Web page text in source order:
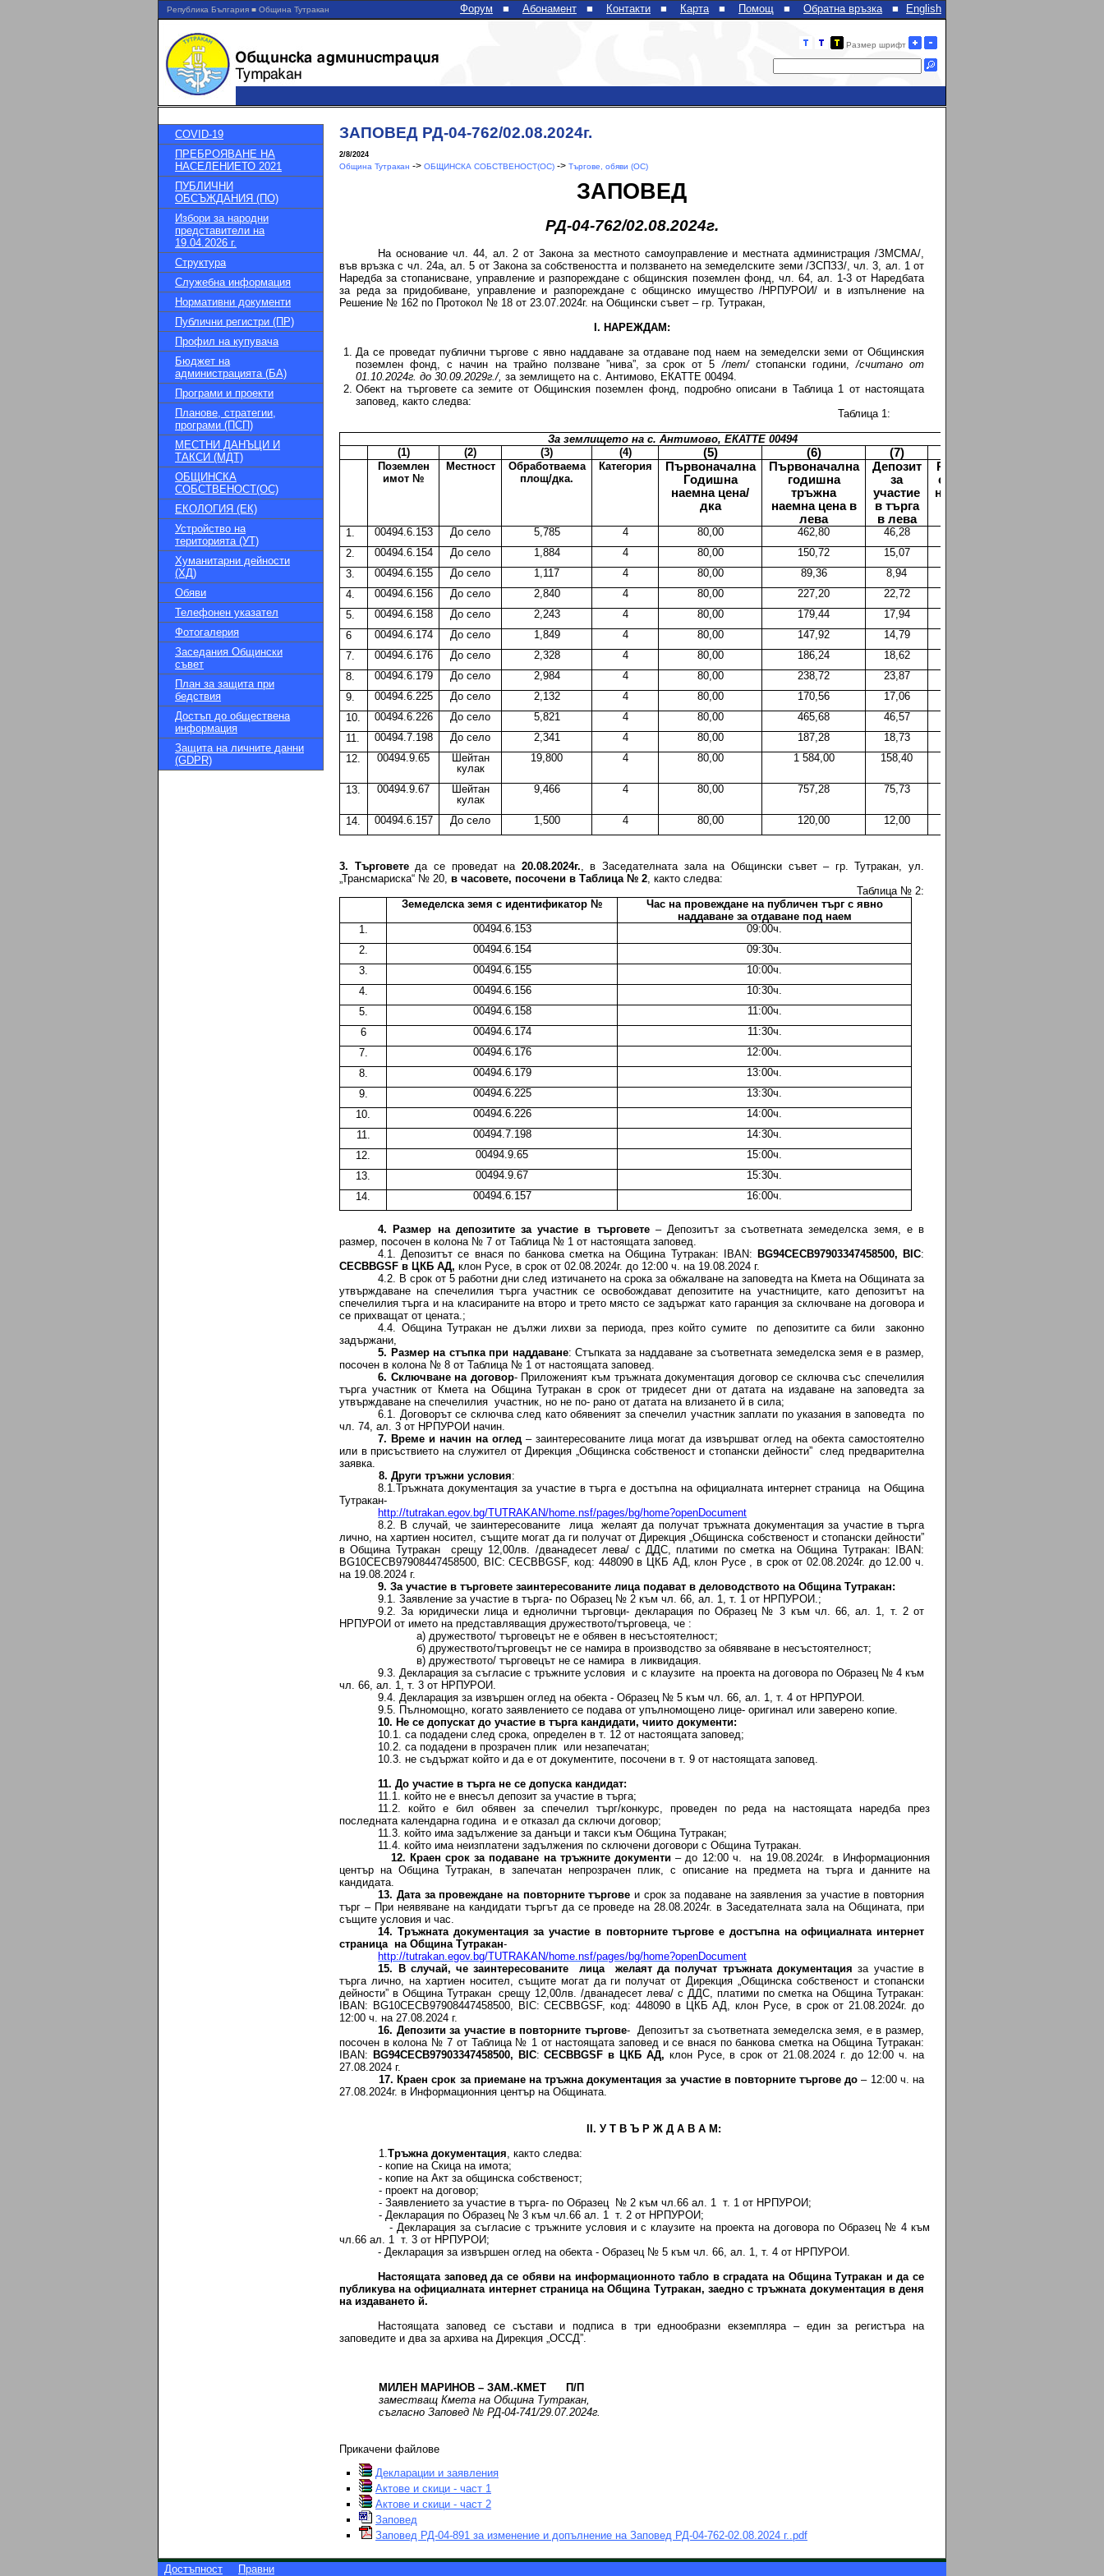
Република България ■ Община Тутракан English
Форум ■ Абонамент ■ Контакти ■ Карта ■ Помощ ■ Обратна връзка ■
Размер шрифт
COVID-19
ПРЕБРОЯВАНЕ НА
НАСЕЛЕНИЕТО 2021
ПУБЛИЧНИ
ОБСЪЖДАНИЯ (ПО)
Избори за народни
представители на
19.04.2026 г.
Структура
Служебна информация
Нормативни документи
Публични регистри (ПР)
Профил на купувача
Бюджет на
администрацията (БА)
Програми и проекти
Планове, стратегии,
програми (ПСП)
МЕСТНИ ДАНЪЦИ И
ТАКСИ (МДТ)
ОБЩИНСКА
СОБСТВЕНОСТ(ОС)
ЕКОЛОГИЯ (ЕК)
Устройство на
територията (УТ)
Хуманитарни дейности
(ХД)
Обяви
Телефонен указател
Фотогалерия
Заседания Общински
съвет
План за защита при
бедствия
Достъп до обществена
информация
Защита на личните данни
(GDPR)
ЗАПОВЕД РД-04-762/02.08.2024г.
2/8/2024
Община Тутракан -> ОБЩИНСКА СОБСТВЕНОСТ(ОС) -> Търгове, обяви (ОС)
ЗАПОВЕД
РД-04-762/02.08.2024г.
На основание чл. 44, ал. 2 от Закона за местното самоуправление и местната администрация /ЗМСМА/,
във връзка с чл. 24а, ал. 5 от Закона за собствеността и ползването на земеделските земи /ЗСПЗЗ/, чл. 3, ал. 1 от
Наредба за стопанисване, управление и разпореждане с общинския поземлен фонд, чл. 64, ал. 1-3 от Наредбата
за реда за придобиване, управление и разпореждане с общинско имущество /НРПУРОИ/ и в изпълнение на
Решение № 162 по Протокол № 18 от 23.07.2024г. на Общински съвет – гр. Тутракан,
I. НАРЕЖДАМ:
Да се проведат публични търгове с явно наддаване за отдаване под наем на земеделски земи от Общинския
поземлен фонд, с начин на трайно ползване ”нива”, за срок от 5/пет/стопански години,/считано от
01.10.2024г. до 30.09.2029г./, за землището на с. Антимово, ЕКАТТЕ 00494.
Обект на търговете са земите от Общинския поземлен фонд, подробно описани в Таблица 1 от настоящата
заповед, както следва:
Таблица 1:
За землището на с. Антимово, ЕКАТТЕ 00494
(1)
(2) (3) (4) (5) (6) (7)
Поземлен
имот №
Местност
Обработваема
площ/дка.
Категория
Първоначална
Годишна
наемна цена/
дка
Първоначална
годишна
тръжна
наемна цена в
лева
Депозит
за
участие
в търга
в лева
Размер на
стъпка за
наддаване
1. 00494.6.153 До село 5,785 4 80,00 462,80 46,28
2.
00494.6.154 До село 1,884 4 80,00 150,72 15,07
3.
00494.6.155 До село 1,117 4 80,00 89,36 8,94
4.
00494.6.156 До село 2,840 4 80,00 227,20 22,72
5.
00494.6.158 До село 2,243 4 80,00 179,44 17,94
6
00494.6.174 До село 1,849 4 80,00 147,92 14,79
7.
00494.6.176 До село 2,328 4 80,00 186,24 18,62
8.
00494.6.179 До село 2,984 4 80,00 238,72 23,87
9.
00494.6.225 До село 2,132 4 80,00 170,56 17,06
10.
00494.6.226 До село 5,821 4 80,00 465,68 46,57
11.
00494.7.198 До село 2,341 4 80,00 187,28 18,73
12.
00494.9.65
Шейтан
кулак
19,800 4 80,00 1 584,00 158,40
13. 00494.9.67
Шейтан
кулак
9,466 4 80,00 757,28 75,73
14. 00494.6.157 До село 1,500 4 80,00 120,00 12,00
3. Търговетеда се проведат на20.08.2024г., в Заседателната зала на Общински съвет – гр. Тутракан, ул.
„Трансмариска“ № 20, в часовете, посочени в Таблица № 2, както следва:
Таблица № 2:
Земеделска земя с идентификатор №
Час на провеждане на публичен търг с явно
наддаване за отдаване под наем
1.
00494.6.153
09:00ч.
2.
00494.6.154
09:30ч.
3.
00494.6.155
10:00ч.
4.
00494.6.156
10:30ч.
5.
00494.6.158
11:00ч.
6
00494.6.174
11:30ч.
7.
00494.6.176
12:00ч.
8.
00494.6.179
13:00ч.
9.
00494.6.225
13:30ч.
10.
00494.6.226
14:00ч.
11.
00494.7.198
14:30ч.
12.
00494.9.65
15:00ч.
13.
00494.9.67
15:30ч.
14.
00494.6.157 16:00ч.
4. Размер на депозитите за участие в търговете– Депозитът за съответната земеделска земя, е в
размер, посочен в колона № 7 от Таблица № 1 от настоящата заповед.
4.1. Депозитът се внася по банкова сметка на Община Тутракан: IBAN: BG94СЕСB97903347458500, BIC:
CECBBGSF в ЦКБ АД, клон Русе, в срок от 02.08.2024г. до 12:00 ч. на 19.08.2024 г.
4.2. В срок от 5 работни дни след изтичането на срока за обжалване на заповедта на Кмета на Общината за
утвърждаване на спечелилия търга участник се освобождават депозитите на участниците, като депозитът на
спечелилия търга и на класираните на второ и трето място се задържат като гаранция за сключване на договора и
се прихващат от цената.;
4.4. Община Тутракан не дължи лихви за периода, през който сумите по депозитите са били законно
задържани,
5. Размер на стъпка при наддаване: Стъпката за наддаване за съответната земеделска земя е в размер,
посочен в колона № 8 от Таблица № 1 от настоящата заповед.
6. Сключване на договор- Приложеният към тръжната документация договор се сключва със спечелилия
търга участник от Кмета на Община Тутракан в срок от тридесет дни от датата на издаване на заповедта за
утвърждаване на спечелилия участник, но не по- рано от датата на влизането й в сила;
6.1. Договорът се сключва след като обявеният за спечелил участник заплати по указания в заповедта по
чл. 74, ал. 3 от НРПУРОИ начин.
7. Време и начин на оглед – заинтересованите лица могат да извършват оглед на обекта самостоятелно
или в присъствието на служител от Дирекция „Общинска собственост и стопански дейности” след предварителна
заявка.
8. Други тръжни условия:
8.1.Тръжната документация за участие в търга е достъпна на официалната интернет страница на Община
Тутракан-
http://tutrakan.egov.bg/TUTRAKAN/home.nsf/pages/bg/home?openDocument
8.2. В случай, че заинтересованите лица желаят да получат тръжната документация за участие в търга
лично, на хартиен носител, същите могат да ги получат от Дирекция „Общинска собственост и стопански дейности”
в Община Тутракан срещу 12,00лв. /дванадесет лева/ с ДДС, платими по сметка на Община Тутракан: IBAN:
BG10СЕСB97908447458500, BIC: CECBBGSF, код: 448090 в ЦКБ АД, клон Русе , в срок от 02.08.2024г. до 12.00 ч.
на 19.08.2024 г.
9. За участие в търговете заинтересованите лица подават в деловодството на Община Тутракан:
9.1. Заявление за участие в търга- по Образец № 2 към чл. 66, ал. 1, т. 1 от НРПУРОИ.;
9.2. За юридически лица и еднолични търговци- декларация по Образец № 3 към чл. 66, ал. 1, т. 2 от
НРПУРОИ от името на представляващия дружеството/търговеца, че :
а) дружеството/ търговецът не е обявен в несъстоятелност;
б) дружеството/търговецът не се намира в производство за обявяване в несъстоятелност;
в) дружеството/ търговецът не се намира в ликвидация.
9.3. Декларация за съгласие с тръжните условия и с клаузите на проекта на договора по Образец № 4 към
чл. 66, ал. 1, т. 3 от НРПУРОИ.
9.4. Декларация за извършен оглед на обекта - Образец № 5 към чл. 66, ал. 1, т. 4 от НРПУРОИ.
9.5. Пълномощно, когато заявлението се подава от упълномощено лице- оригинал или заверено копие.
10. Не се допускат до участие в търга кандидати, чиито документи:
10.1. са подадени след срока, определен в т. 12 от настоящата заповед;
10.2. са подадени в прозрачен плик или незапечатан;
10.3. не съдържат който и да е от документите, посочени в т. 9 от настоящата заповед.
11. До участие в търга не се допуска кандидат:
11.1. който не е внесъл депозит за участие в търга;
11.2. който е бил обявен за спечелил търг/конкурс, проведен по реда на настоящата наредба през
последната календарна година и е отказал да сключи договор;
11.3. който има задължение за данъци и такси към Община Тутракан;
11.4. който има неизплатени задължения по сключени договори с Община Тутракан.
12. Краен срок за подаване на тръжните документи – до 12:00 ч. на 19.08.2024г. в Информационния
център на Община Тутракан, в запечатан непрозрачен плик, с описание на предмета на търга и данните на
кандидата.
13. Дата за провеждане на повторните търгове и срок за подаване на заявления за участие в повторния
търг – При неявяване на кандидати търгът да се проведе на 28.08.2024г. в Заседателната зала на Общината, при
същите условия и час.
14. Тръжната документация за участие в повторните търгове е достъпна на официалната интернет
страница на Община Тутракан-
http://tutrakan.egov.bg/TUTRAKAN/home.nsf/pages/bg/home?openDocument
15. В случай, че заинтересованите лица желаят да получат тръжната документация за участие в
търга лично, на хартиен носител, същите могат да ги получат от Дирекция „Общинска собственост и стопански
дейности” в Община Тутракан срещу 12,00лв. /дванадесет лева/ с ДДС, платими по сметка на Община Тутракан:
IBAN: BG10СЕСB97908447458500, BIC: CECBBGSF, код: 448090 в ЦКБ АД, клон Русе, в срок от 21.08.2024г. до
12:00 ч. на 27.08.2024 г.
16. Депозити за участие в повторните търгове- Депозитът за съответната земеделска земя, е в размер,
посочен в колона № 7 от Таблица № 1 от настоящата заповед и се внася по банкова сметка на Община Тутракан:
IBAN: BG94СЕСB97903347458500, BIC:CECBBGSF в ЦКБ АД, клон Русе, в срок от 21.08.2024 г. до 12:00 ч. на
27.08.2024 г.
17. Краен срок за приемане на тръжна документация за участие в повторните търгове до – 12:00 ч. на
27.08.2024г. в Информационния център на Общината.
II. У Т В Ъ Р Ж Д А В А М:
1.Тръжна документация, както следва:
- копие на Скица на имота;
- копие на Акт за общинска собственост;
- проект на договор;
- Заявлението за участие в търга- по Образец № 2 към чл.66 ал. 1 т. 1 от НРПУРОИ;
- Декларация по Образец № 3 към чл.66 ал. 1 т. 2 от НРПУРОИ;
- Декларация за съгласие с тръжните условия и с клаузите на проекта на договора по Образец № 4 към
чл.66 ал. 1 т. 3 от НРПУРОИ;
- Декларация за извършен оглед на обекта - Образец № 5 към чл. 66, ал. 1, т. 4 от НРПУРОИ.
Настоящата заповед да се обяви на информационното табло в сградата на Община Тутракан и да се
публикува на официалната интернет страница на Община Тутракан, заедно с тръжната документация в деня
на издаването й.
Настоящата заповед се състави и подписа в три еднообразни екземпляра – един за регистъра на
заповедите и два за архива на Дирекция „ОССД”.
МИЛЕН МАРИНОВ – ЗАМ.-КМЕТ П/П
заместващ Кмета на Община Тутракан,
съгласно Заповед № РД-04-741/29.07.2024г.
Прикачени файлове
Декларации и заявления
Актове и скици - част 1
Актове и скици - част 2
Заповед
Заповед РД-04-891 за изменение и допълнение на Заповед РД-04-762-02.08.2024 г..pdf
Достъпност Правни